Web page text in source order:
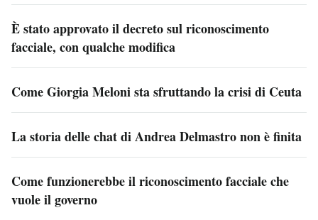
È stato approvato il decreto sul riconoscimento
facciale, con qualche modifica
Come Giorgia Meloni sta sfruttando la crisi di Ceuta
La storia delle chat di Andrea Delmastro non è finita
Come funzionerebbe il riconoscimento facciale che
vuole il governo